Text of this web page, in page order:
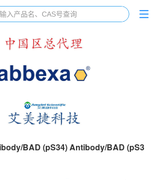
BAD (pS34) Antibody/BAD (pS3